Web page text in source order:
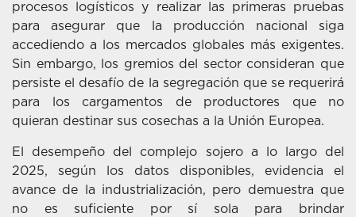
procesos logísticos y realizar las primeras pruebas
para asegurar que la producción nacional siga
accediendo a los mercados globales más exigentes.
Sin embargo, los gremios del sector consideran que
persiste el desafío de la segregación que se requerirá
para los cargamentos de productores que no
quieran destinar sus cosechas a la Unión Europea.
El desempeño del complejo sojero a lo largo del
2025, según los datos disponibles, evidencia el
avance de la industrialización, pero demuestra que
no es suficiente por sí sola para brindar